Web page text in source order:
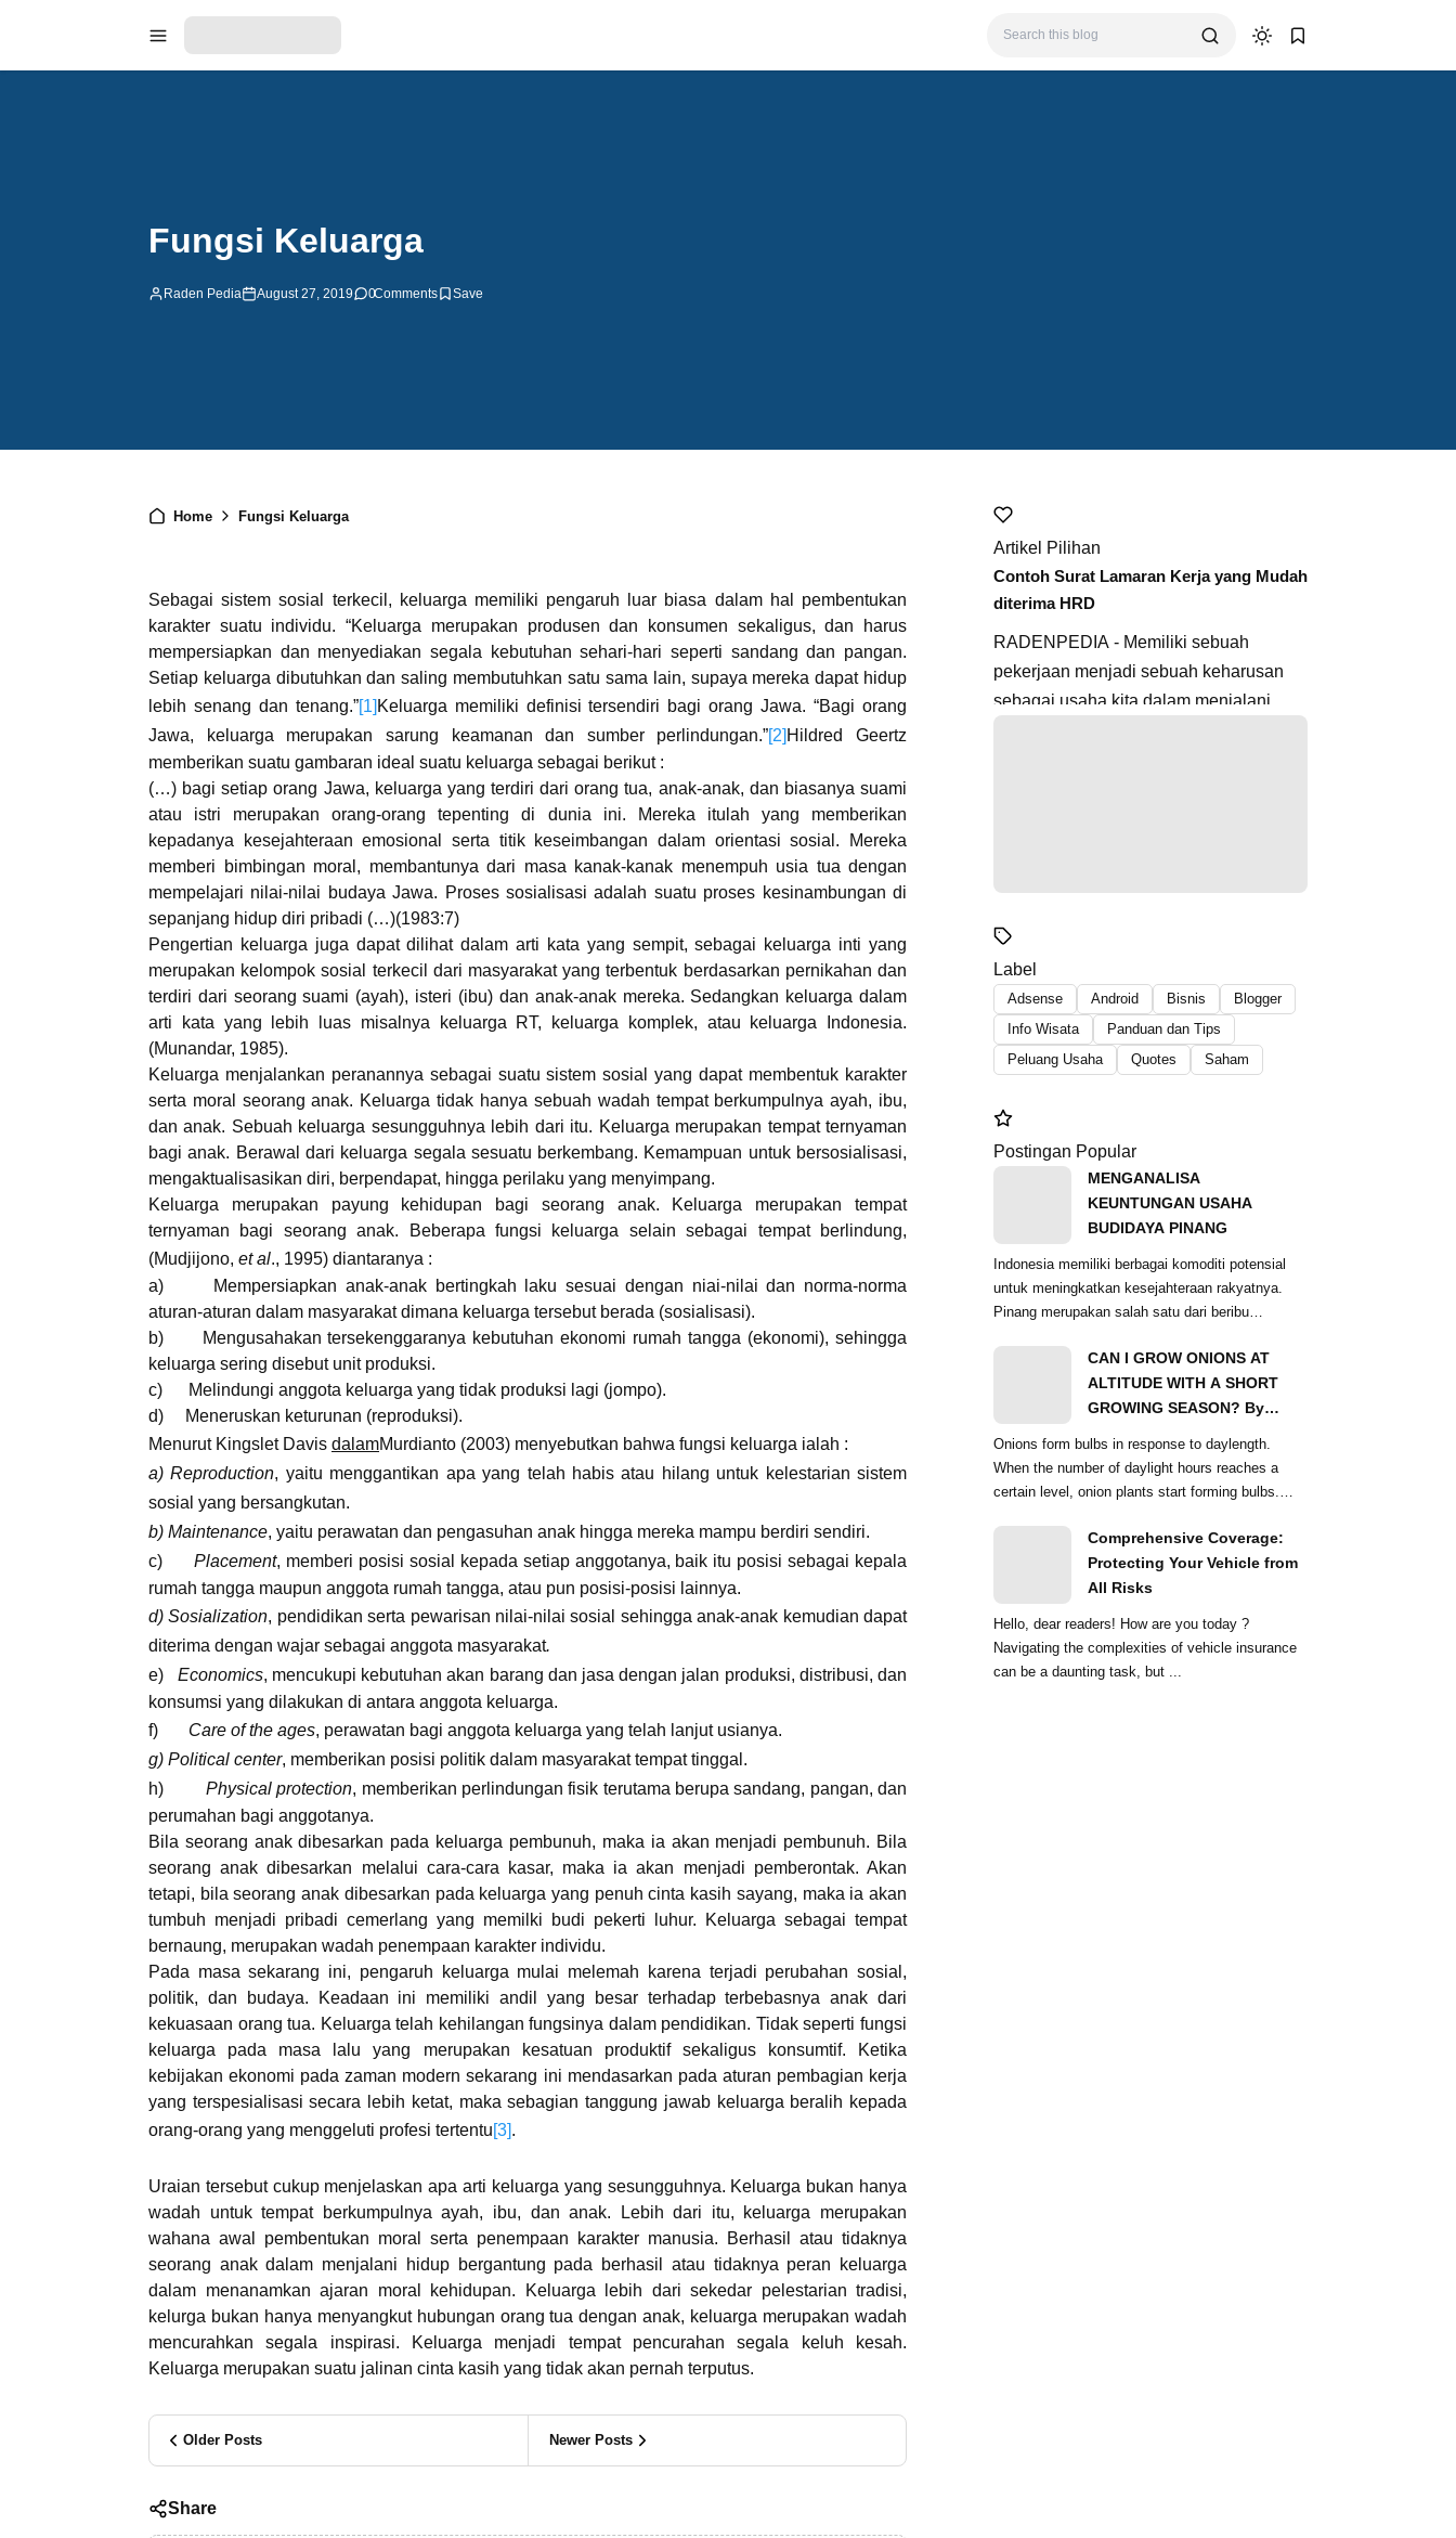
Fungsi Keluarga
Raden Pedia August 27, 2019 0Comments
Home Fungsi Keluarga
Sebagai sistem sosial terkecil, keluarga memiliki pengaruh luar biasa dalam hal pembentukan
karakter suatu individu. “Keluarga merupakan produsen dan konsumen sekaligus, dan harus
mempersiapkan dan menyediakan segala kebutuhan sehari-hari seperti sandang dan pangan.
Setiap keluarga dibutuhkan dan saling membutuhkan satu sama lain, supaya mereka dapat hidup
lebih senang dan tenang.”[1] Keluarga memiliki definisi tersendiri bagi orang Jawa. “Bagi orang
Jawa, keluarga merupakan sarung keamanan dan sumber perlindungan.”[2] Hildred Geertz
memberikan suatu gambaran ideal suatu keluarga sebagai berikut :
(…) bagi setiap orang Jawa, keluarga yang terdiri dari orang tua, anak-anak, dan biasanya suami
atau istri merupakan orang-orang tepenting di dunia ini. Mereka itulah yang memberikan
kepadanya kesejahteraan emosional serta titik keseimbangan dalam orientasi sosial. Mereka
memberi bimbingan moral, membantunya dari masa kanak-kanak menempuh usia tua dengan
mempelajari nilai-nilai budaya Jawa. Proses sosialisasi adalah suatu proses kesinambungan di
sepanjang hidup diri pribadi (…)(1983:7)
Pengertian keluarga juga dapat dilihat dalam arti kata yang sempit, sebagai keluarga inti yang
merupakan kelompok sosial terkecil dari masyarakat yang terbentuk berdasarkan pernikahan dan
terdiri dari seorang suami (ayah), isteri (ibu) dan anak-anak mereka. Sedangkan keluarga dalam
arti kata yang lebih luas misalnya keluarga RT, keluarga komplek, atau keluarga Indonesia.
(Munandar, 1985).
Keluarga menjalankan peranannya sebagai suatu sistem sosial yang dapat membentuk karakter
serta moral seorang anak. Keluarga tidak hanya sebuah wadah tempat berkumpulnya ayah, ibu,
dan anak. Sebuah keluarga sesungguhnya lebih dari itu. Keluarga merupakan tempat ternyaman
bagi anak. Berawal dari keluarga segala sesuatu berkembang. Kemampuan untuk bersosialisasi,
mengaktualisasikan diri, berpendapat, hingga perilaku yang menyimpang.
Keluarga merupakan payung kehidupan bagi seorang anak. Keluarga merupakan tempat
ternyaman bagi seorang anak. Beberapa fungsi keluarga selain sebagai tempat berlindung,
(Mudjijono, et al., 1995) diantaranya :
a) Mempersiapkan anak-anak bertingkah laku sesuai dengan niai-nilai dan norma-norma
aturan-aturan dalam masyarakat dimana keluarga tersebut berada (sosialisasi).
b) Mengusahakan tersekenggaranya kebutuhan ekonomi rumah tangga (ekonomi), sehingga
keluarga sering disebut unit produksi.
c) Melindungi anggota keluarga yang tidak produksi lagi (jompo).
d) Meneruskan keturunan (reproduksi).
Menurut Kingslet Davis dalamMurdianto (2003) menyebutkan bahwa fungsi keluarga ialah :
a) Reproduction, yaitu menggantikan apa yang telah habis atau hilang untuk kelestarian sistem
sosial yang bersangkutan.
b) Maintenance, yaitu perawatan dan pengasuhan anak hingga mereka mampu berdiri sendiri.
c)Placement, memberi posisi sosial kepada setiap anggotanya, baik itu posisi sebagai kepala
rumah tangga maupun anggota rumah tangga, atau pun posisi-posisi lainnya.
d) Sosialization, pendidikan serta pewarisan nilai-nilai sosial sehingga anak-anak kemudian dapat
diterima dengan wajar sebagai anggota masyarakat.
e) Economics, mencukupi kebutuhan akan barang dan jasa dengan jalan produksi, distribusi, dan
konsumsi yang dilakukan di antara anggota keluarga.
f) Care of the ages, perawatan bagi anggota keluarga yang telah lanjut usianya.
g) Political center, memberikan posisi politik dalam masyarakat tempat tinggal.
h) Physical protection, memberikan perlindungan fisik terutama berupa sandang, pangan, dan
perumahan bagi anggotanya.
Bila seorang anak dibesarkan pada keluarga pembunuh, maka ia akan menjadi pembunuh. Bila
seorang anak dibesarkan melalui cara-cara kasar, maka ia akan menjadi pemberontak. Akan
tetapi, bila seorang anak dibesarkan pada keluarga yang penuh cinta kasih sayang, maka ia akan
tumbuh menjadi pribadi cemerlang yang memilki budi pekerti luhur. Keluarga sebagai tempat
bernaung, merupakan wadah penempaan karakter individu.
Pada masa sekarang ini, pengaruh keluarga mulai melemah karena terjadi perubahan sosial,
politik, dan budaya. Keadaan ini memiliki andil yang besar terhadap terbebasnya anak dari
kekuasaan orang tua. Keluarga telah kehilangan fungsinya dalam pendidikan. Tidak seperti fungsi
keluarga pada masa lalu yang merupakan kesatuan produktif sekaligus konsumtif. Ketika
kebijakan ekonomi pada zaman modern sekarang ini mendasarkan pada aturan pembagian kerja
yang terspesialisasi secara lebih ketat, maka sebagian tanggung jawab keluarga beralih kepada
orang-orang yang menggeluti profesi tertentu[3].
Uraian tersebut cukup menjelaskan apa arti keluarga yang sesungguhnya. Keluarga bukan hanya
wadah untuk tempat berkumpulnya ayah, ibu, dan anak. Lebih dari itu, keluarga merupakan
wahana awal pembentukan moral serta penempaan karakter manusia. Berhasil atau tidaknya
seorang anak dalam menjalani hidup bergantung pada berhasil atau tidaknya peran keluarga
dalam menanamkan ajaran moral kehidupan. Keluarga lebih dari sekedar pelestarian tradisi,
kelurga bukan hanya menyangkut hubungan orang tua dengan anak, keluarga merupakan wadah
mencurahkan segala inspirasi. Keluarga menjadi tempat pencurahan segala keluh kesah.
Keluarga merupakan suatu jalinan cinta kasih yang tidak akan pernah terputus.
Older Posts Newer Posts
Share
Artikel Pilihan
Contoh Surat Lamaran Kerja yang Mudah
diterima HRD
RADENPEDIA - Memiliki sebuah
pekerjaan menjadi sebuah keharusan
sebagai usaha kita dalam menjalani
Label
Adsense Android Bisnis
Blogger
Info Wisata
Panduan dan Tips
Peluang Usaha
Quotes Saham
Postingan Popular
MENGANALISA
KEUNTUNGAN USAHA
BUDIDAYA PINANG
Indonesia memiliki berbagai komoditi potensial
untuk meningkatkan kesejahteraan rakyatnya.
Pinang merupakan salah satu dari beribu
CAN I GROW ONIONS AT
ALTITUDE WITH A SHORT
GROWING SEASON? By
Onions form bulbs in response to daylength.
When the number of daylight hours reaches a
certain level, onion plants start forming bulbs.
Comprehensive Coverage:
Protecting Your Vehicle from
All Risks
Hello, dear readers! How are you today ?
Navigating the complexities of vehicle insurance
can be a daunting task, but ...